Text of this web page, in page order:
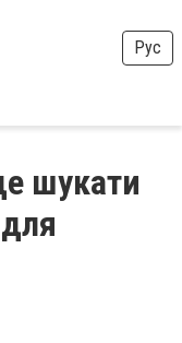
Рус
шукати